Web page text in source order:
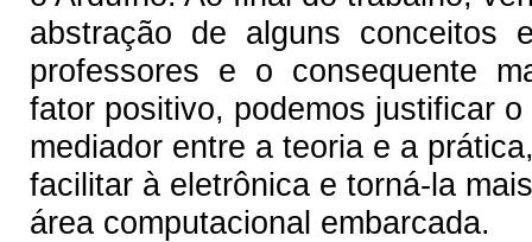
abstração de alguns conceitos
professores e o consequente
fator positivo, podemos justificar
mediador entre a teoria e a
facilitar à eletrônica e torná-la
área computacional embarcada.